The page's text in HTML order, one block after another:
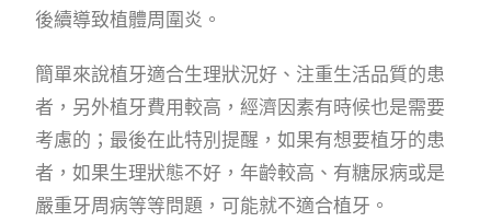
後續導致植體周圍炎。
簡單來說植牙適合生理狀況好、注重生活品質的患
者，另外植牙費用較高，經濟因素有時候也是需要
考慮的；最後在此特別提醒，如果有想要植牙的患
者，如果生理狀態不好，年齡較高、有糖尿病或是
嚴重牙周病等等問題，可能就不適合植牙。